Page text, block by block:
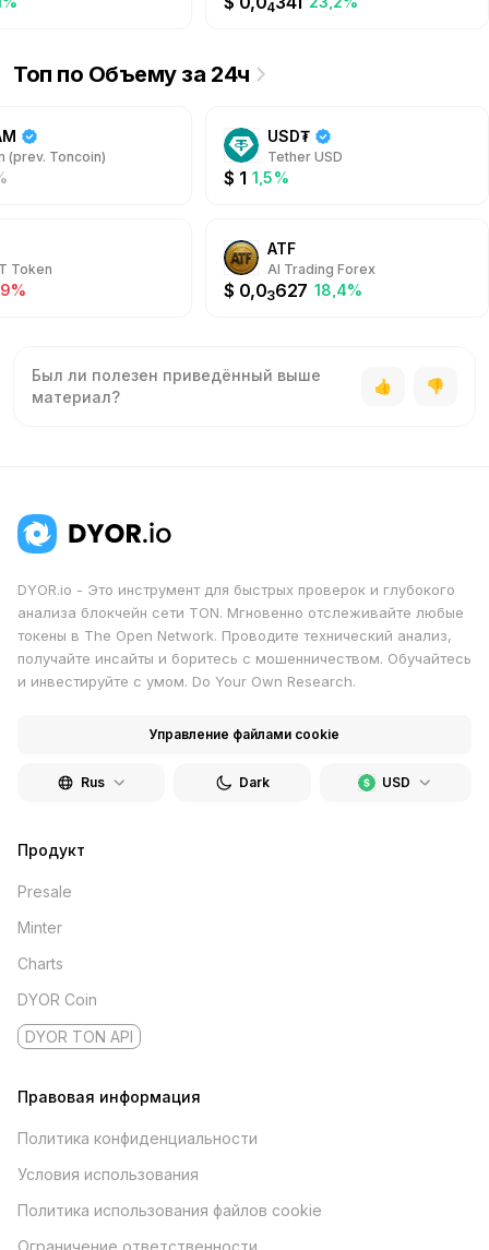
4
Топ по Объему за 24ч
(prev. Toncoin)
USD₮
Tether USD
$ 1 1,5%
Token
ATF
AI Trading Forex
$ 0,03627 18,4%
Был ли полезен приведённый выше
материал?
DYOR.io - Это инструмент для быстрых проверок и глубокого
анализа блокчейн сети TON. Мгновенно отслеживайте любые
токены в The Open Network. Проводите технический анализ,
получайте инсайты и боритесь с мошенничеством. Обучайтесь
и инвестируйте с умом. Do Your Own Research.
Управление файлами cookie
Rus USD
Dark
Продукт
Presale
Minter
Charts
DYOR Coin
DYOR TON API
Правовая информация
Политика конфиденциальности
Условия использования
Политика использования файлов cookie
Ограничение ответственности